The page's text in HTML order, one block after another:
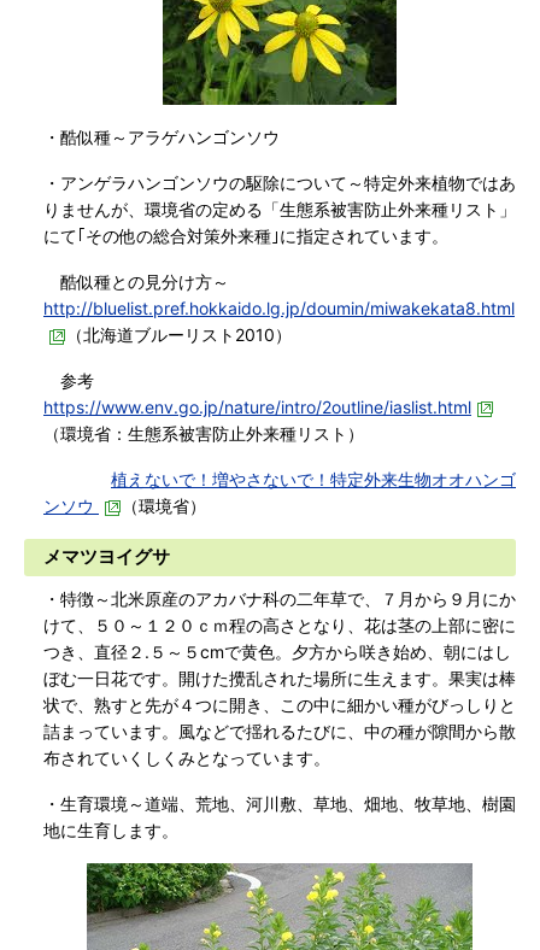
・酷似種～アラゲハンゴンソウ
・アンゲラハンゴンソウの駆除について～特定外来植物ではあ
りませんが、環境省の定める「生態系被害防止外来種リスト」
にて｢その他の総合対策外来種｣に指定されています。
酷似種との見分け方～
http://bluelist.pref.hokkaido.lg.jp/doumin/miwakekata8.html
（北海道ブルーリスト2010）
参考
https://www.env.go.jp/nature/intro/2outline/iaslist.html
（環境省：生態系被害防止外来種リスト）
植えないで！増やさないで！特定外来生物オオハンゴ
ンソウ
（環境省）
メマツヨイグサ
・特徴～北米原産のアカバナ科の二年草で、７月から９月にか
けて、５０～１２０ｃｍ程の高さとなり、花は茎の上部に密に
つき、直径２.５～５cmで黄色。夕方から咲き始め、朝にはし
ぼむ一日花です。開けた攪乱された場所に生えます。果実は棒
状で、熟すと先が４つに開き、この中に細かい種がびっしりと
詰まっています。風などで揺れるたびに、中の種が隙間から散
布されていくしくみとなっています。
・生育環境～道端、荒地、河川敷、草地、畑地、牧草地、樹園
地に生育します。